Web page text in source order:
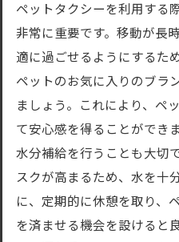
ペットタクシーを利用する
非常に重要です。移動が長
適に過ごせるようにするた
ペットのお気に入りのブラ
ましょう。これにより、ペ
て安心感を得ることができ
水分補給を行うことも大切
スクが高まるため、水を十
に、定期的に休憩を取り、
を済ませる機会を設けると